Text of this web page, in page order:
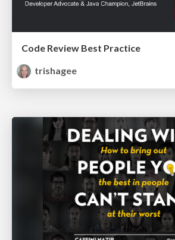
Code Review Best Practice
trishagee